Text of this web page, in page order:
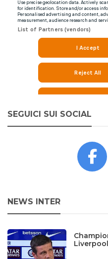
SEGUICI SUI SOCIAL
NEWS INTER